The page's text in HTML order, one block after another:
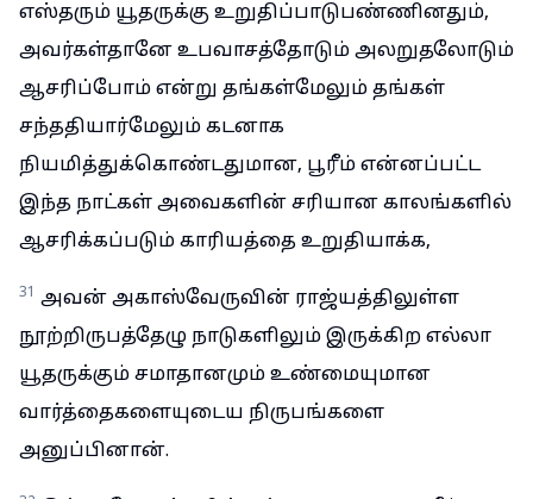
எஸ்தரும் யூதருக்கு உறுதிப்பாடுபண்ணினதும்,
அவர்கள்தானே உபவாசத்தோடும் அலறுதலோடும்
ஆசரிப்போம் என்று தங்கள்மேலும் தங்கள்
சந்ததியார்மேலும் கடனாக
நியமித்துக்கொண்டதுமான, பூரீம் என்னப்பட்ட
இந்த நாட்கள் அவைகளின் சரியான காலங்களில்
ஆசரிக்கப்படும் காரியத்தை உறுதியாக்க,
31 அவன் அகாஸ்வேருவின் ராஜ்யத்திலுள்ள
நூற்றிருபத்தேழு நாடுகளிலும் இருக்கிற எல்லா
யூதருக்கும் சமாதானமும் உண்மையுமான
வார்த்தைகளையுடைய நிருபங்களை
அனுப்பினான்.